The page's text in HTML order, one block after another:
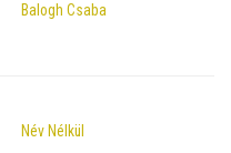
Balogh Csaba
Név Nélkül